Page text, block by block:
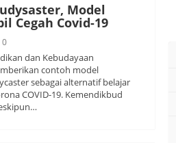
Model
Cegah Covid-19
0
dan Kebudayaan
contoh model
sebagai alternatif belajar
COVID-19. Kemendikbud